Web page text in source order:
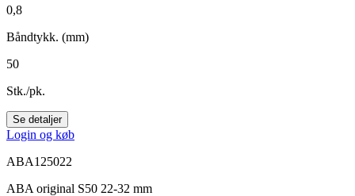
0,8
Båndtykk. (mm)
50
Stk./pk.
Se detaljer
Login og køb
ABA125022
ABA original S50 22-32 mm